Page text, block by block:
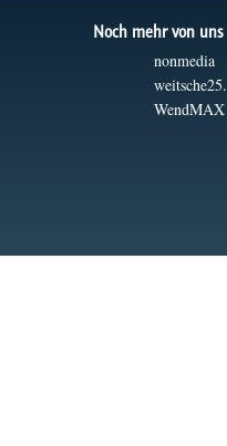
Noch mehr von uns
nonmedia
WendMAX